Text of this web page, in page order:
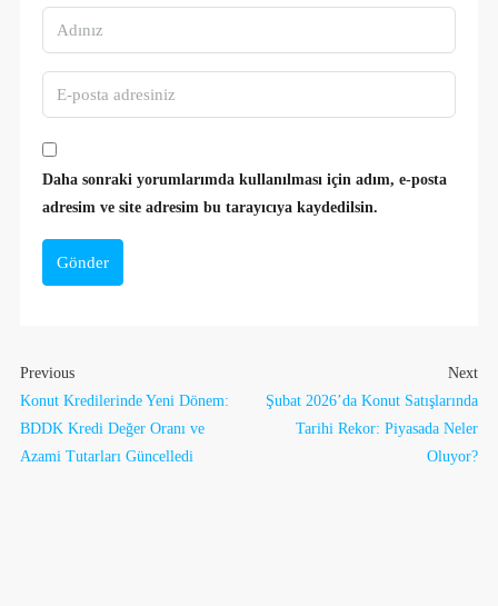
Daha sonraki yorumlarımda kullanılması için adım, e-posta
adresim ve site adresim bu tarayıcıya kaydedilsin.
Gönder
Previous
Konut Kredilerinde Yeni Dönem:
BDDK Kredi Değer Oranı ve
Azami Tutarları Güncelledi
Next
Şubat 2026’da Konut Satışlarında
Tarihi Rekor: Piyasada Neler
Oluyor?